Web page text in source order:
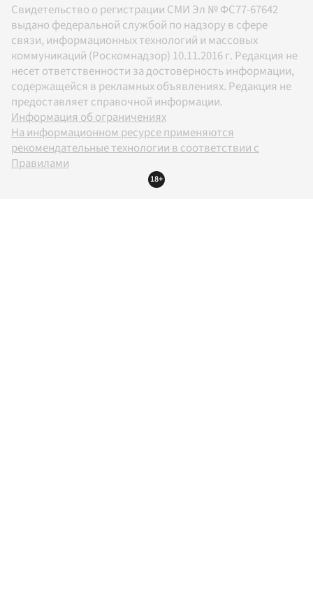
Свидетельство о регистрации СМИ Эл № ФС77-67642
выдано федеральной службой по надзору в сфере
связи, информационных технологий и массовых
коммуникаций (Роскомнадзор) 10.11.2016 г. Редакция не
несет ответственности за достоверность информации,
содержащейся в рекламных объявлениях. Редакция не
предоставляет справочной информации.
Информация об ограничениях
На информационном ресурсе применяются
рекомендательные технологии в соответствии с
Правилами
18+